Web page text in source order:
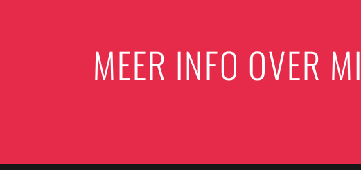
MEER INFO OVER